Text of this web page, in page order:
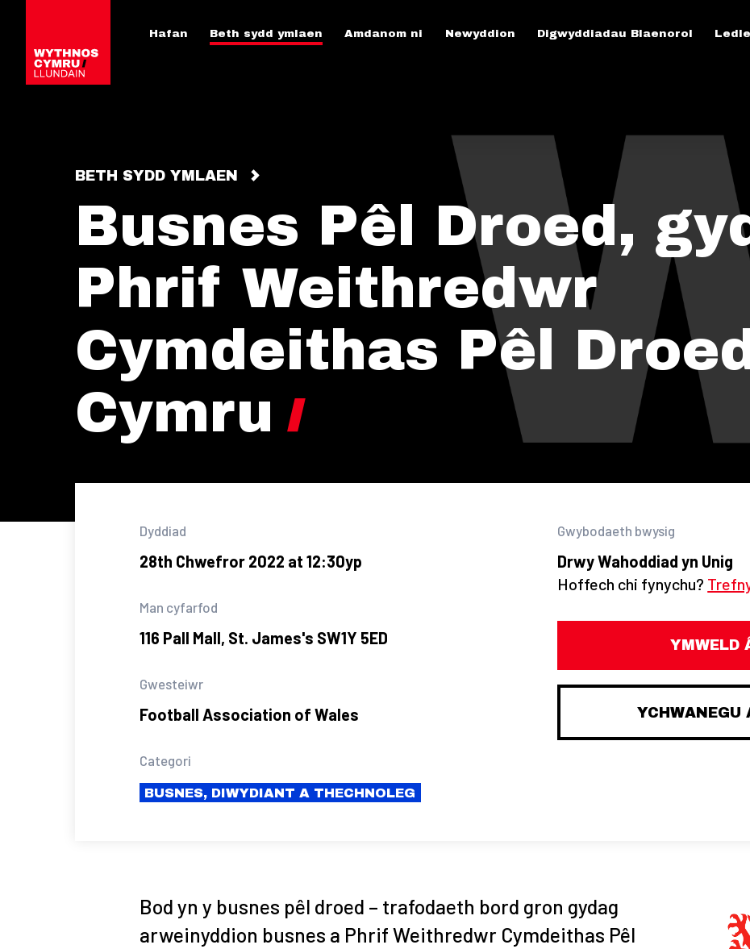
Hafan Beth sydd ymlaen Amdanom ni Newyddion Digwyddiadau Blaenorol
BETH SYDD YMLAEN
Busnes Pêl Droed,
Phrif Weithredwr
Cymdeithas Pêl Droed
Cymru
Dyddiad
28th Chwefror 2022 at 12:30yp
Man cyfarfod
116 Pall Mall, St. James's SW1Y 5ED
Gwesteiwr
Football Association of Wales
Categori
BUSNES, DIWYDIANT A THECHNOLEG
Gwybodaeth bwysig
Drwy Wahoddiad yn Unig
Hoffech chi fynychu?
YMWELD
YCHWANEGU
Bod yn y busnes pêl droed – trafodaeth bord gron gydag
arweinyddion busnes a Phrif Weithredwr Cymdeithas Pêl